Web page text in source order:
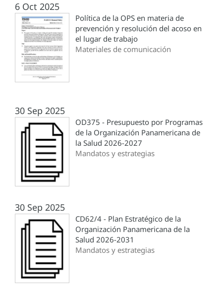
6 Oct 2025
Política de la OPS en materia de
prevención y resolución del acoso en
el lugar de trabajo
Materiales de comunicación
30 Sep 2025
OD375 - Presupuesto por Programas
de la Organización Panamericana de
la Salud 2026-2027
Mandatos y estrategias
30 Sep 2025
CD62/4 - Plan Estratégico de la
Organización Panamericana de la
Salud 2026-2031
Mandatos y estrategias